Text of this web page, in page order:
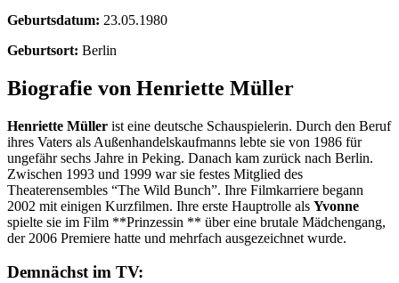
Geburtsdatum: 23.05.1980
Geburtsort: Berlin
Biografie von Henriette Müller
Henriette Müller ist eine deutsche Schauspielerin. Durch den Beruf
ihres Vaters als Außenhandelskaufmanns lebte sie von 1986 für
ungefähr sechs Jahre in Peking. Danach kam zurück nach Berlin.
Zwischen 1993 und 1999 war sie festes Mitglied des
Theaterensembles “The Wild Bunch”. Ihre Filmkarriere begann
2002 mit einigen Kurzfilmen. Ihre erste Hauptrolle als Yvonne
spielte sie im Film **Prinzessin ** über eine brutale Mädchengang,
der 2006 Premiere hatte und mehrfach ausgezeichnet wurde.
Demnächst im TV: